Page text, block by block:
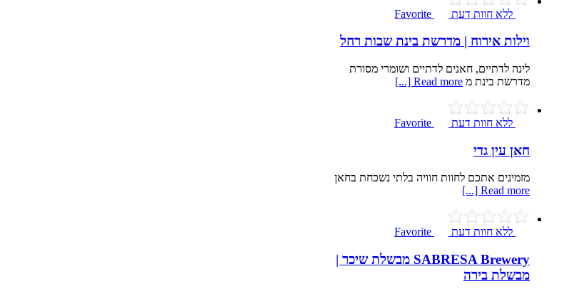
ללא חוות דעת
וילות אירוח | מדרשת בינת שבות רחל
לינה לדתיים, חאנים לדתיים ושומרי מסורת
מדרשת בינת מ Read more [...]
ללא חוות דעת
חאן עין גדי
מזמינים אתכם לחוות חוויה בלתי נשכחת בחאן
Read more [...]
ללא חוות דעת
SABRESA Brewery מבשלת שיכר |
מבשלת בירה